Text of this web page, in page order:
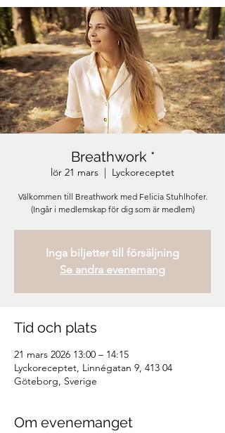
Breathwork *
lör 21 mars
  |
Lyckoreceptet
Välkommen till Breathwork med Felicia Stuhlhofer.
(Ingår i medlemskap för dig som är medlem)
Inga biljetter till försäljning
Se andra evenemang
Tid och plats
21 mars 2026 13:00 – 14:15
Lyckoreceptet, Linnégatan 9, 413 04
Göteborg, Sverige
Om evenemanget